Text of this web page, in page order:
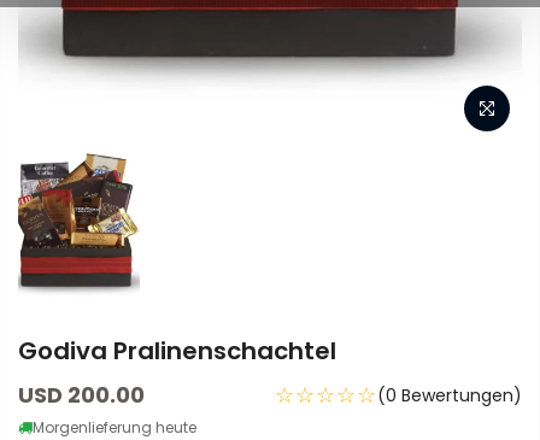
Godiva Pralinenschachtel
USD 200.00
Morgenlieferung heute
☆☆☆☆☆(0 Bewertungen)